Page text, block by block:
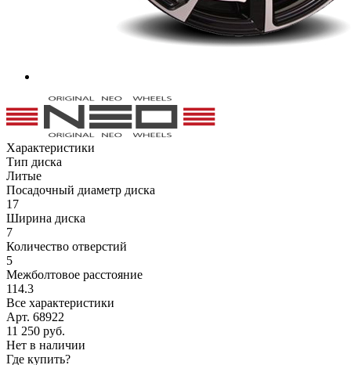
Характеристики
Тип диска
Литые
Посадочный диаметр диска
17
Ширина диска
7
Количество отверстий
5
Межболтовое расстояние
114.3
Все характеристики
Арт. 68922
11 250 руб.
Нет в наличии
Где купить?